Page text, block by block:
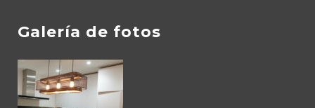
Galería de fotos